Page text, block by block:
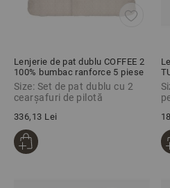
Lenjerie de pat dublu COFFEE 2
100% bumbac ranforce 5 piese
Size: Set de pat dublu cu 2
cearșafuri de pilotă
336,13 Lei